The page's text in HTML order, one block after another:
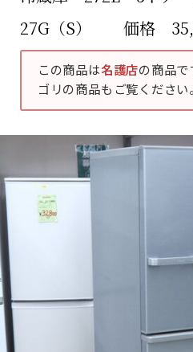
27G（S） 価格
この商品は名護店の商品で
ゴリの商品もご覧ください